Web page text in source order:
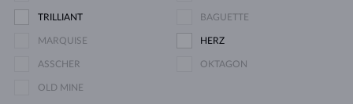
TRILLIANT BAGUETTE
MARQUISE HERZ
ASSCHER OKTAGON
OLD MINE